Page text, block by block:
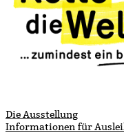
Die Ausstellung
Informationen für